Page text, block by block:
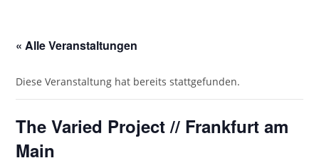
« Alle Veranstaltungen
Diese Veranstaltung hat bereits stattgefunden.
The Varied Project // Frankfurt am
Main